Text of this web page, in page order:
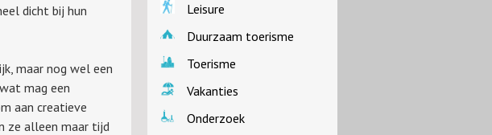
dicht bij hun
maar nog wel een
mag een
aan creatieve
ze alleen maar tijd
Leisure
Duurzaam toerisme
Toerisme
Vakanties
Onderzoek